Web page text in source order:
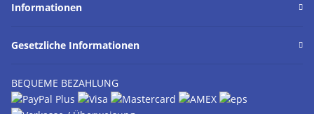
Informationen
Gesetzliche Informationen
BEQUEME BEZAHLUNG